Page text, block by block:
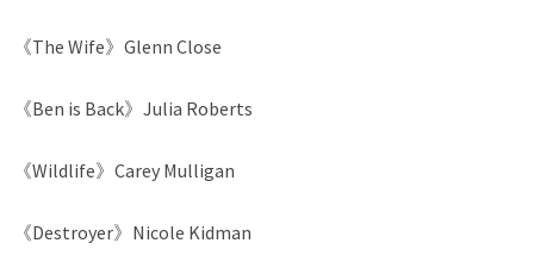
《The Wife》Glenn Close
《Ben is Back》Julia Roberts
《Wildlife》Carey Mulligan
《Destroyer》Nicole Kidman